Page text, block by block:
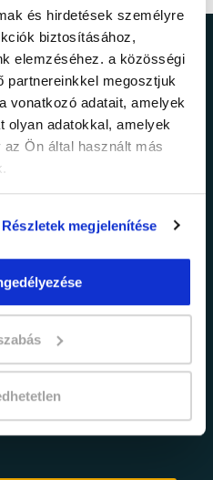
és hirdetések személyre
biztosításához,
elemzéséhez. a közösségi
partnereinkkel megosztjuk
vonatkozó adatait, amelyek
olyan adatokkal, amelyek
Ön által használt más
Részletek megjelenítése
le a
időszakos
tájékoztatóban